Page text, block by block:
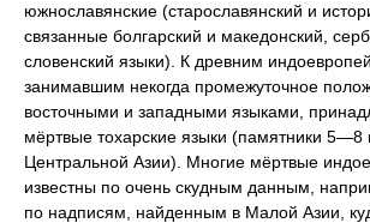
южнославянские (старославянский и
связанные болгарский и македонский,
словенский языки). К древним
занимавшим некогда промежуточное
восточными и западными языками,
мёртвые тохарские языки (памятники 5—8
Центральной Азии). Многие мёртвые
известны по очень скудным данным,
по надписям, найденным в Малой Азии,